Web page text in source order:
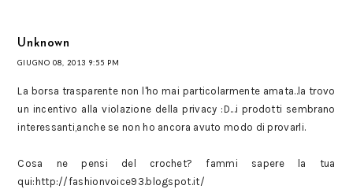
Unknown
GIUGNO 08, 2013 9:55 PM
La borsa trasparente non l'ho mai particolarmente amata..la trovo
un incentivo alla violazione della privacy :D...i prodotti sembrano
interessanti,anche se non ho ancora avuto modo di provarli.
Cosa ne pensi del crochet? fammi sapere la tua
qui:http://fashionvoice93.blogspot.it/